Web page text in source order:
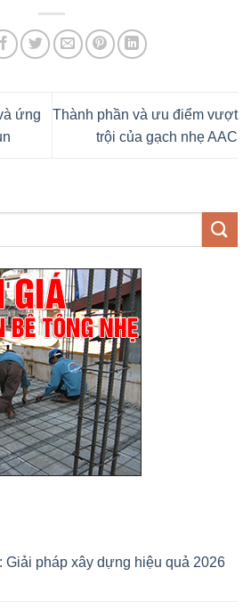
ứng
Thành phần và ưu điểm vượt
trội của gạch nhẹ AAC
Giải pháp xây dựng hiệu quả 2026